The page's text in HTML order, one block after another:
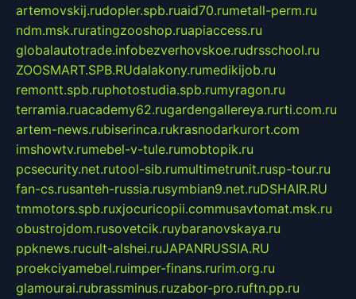
artemovskij.rudopler.spb.ruaid70.rumetall-perm.ru
ndm.msk.ruratingzooshop.ruapiaccess.ru
globalautotrade.infobezverhovskoe.rudrsschool.ru
ZOOSMART.SPB.RUdalakony.rumedikijob.ru
remontt.spb.ruphotostudia.spb.rumyragon.ru
terramia.ruacademy62.rugardengallereya.rurti.com.ru
artem-news.rubiserinca.rukrasnodarkurort.com
imshowtv.rumebel-v-tule.rumobtopik.ru
pcsecurity.net.rutool-sib.rumultimetrunit.rusp-tour.ru
fan-cs.rusanteh-russia.rusymbian9.net.ruDSHAIR.RU
tmmotors.spb.ruxjocuricopii.commusavtomat.msk.ru
obustrojdom.rusovetcik.ruybaranovskaya.ru
ppknews.rucult-alshei.ruJAPANRUSSIA.RU
proekciyamebel.ruimper-finans.rurim.org.ru
glamourai.rubrassminus.ruzabor-pro.ruftn.pp.ru